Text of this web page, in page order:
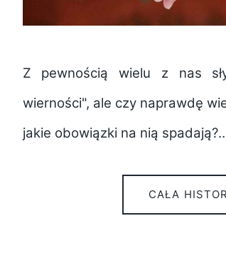
Z pewnością wielu z nas
wierności", ale czy naprawdę
jakie obowiązki na nią
CAŁA